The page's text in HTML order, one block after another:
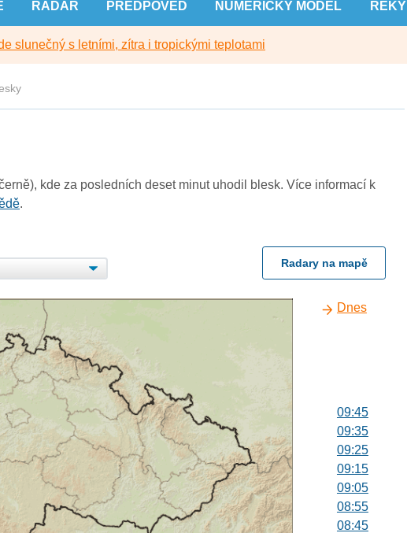
RADAR PŘEDPOVĚĎ NUMERICKÝ MODEL ŘEKY
slunečný s letními, zítra i tropickými teplotami
kde za posledních deset minut uhodil blesk. Více informací k
.
Radary na mapě
Dnes
09:45
09:35
09:25
09:15
09:05
08:55
08:45